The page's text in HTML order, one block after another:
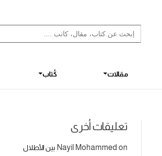
Search
for:
Search Button
مقالات كُتاب
تعليقات أخرى
Nayil Mohammed on بين الأطلال